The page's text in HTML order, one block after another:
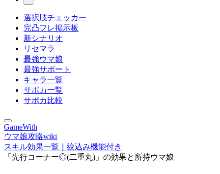
選択肢チェッカー
完凸フレ掲示板
新シナリオ
リセマラ
最強ウマ娘
最強サポート
キャラ一覧
サポカ一覧
サポカ比較
GameWith
ウマ娘攻略wiki
スキル効果一覧｜絞込み機能付き
「先行コーナー◎(二重丸)」の効果と所持ウマ娘